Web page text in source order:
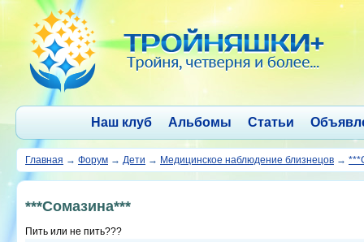
Наш клуб Альбомы Статьи
Главная → Форум → Дети → Медицинское наблюдение близнецов →
***Сомазина***
Пить или не пить???